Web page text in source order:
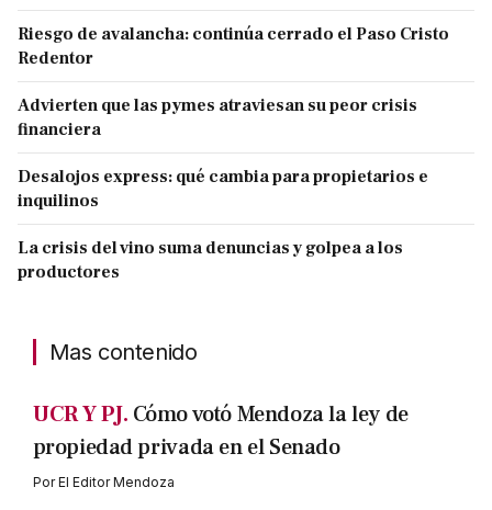
Riesgo de avalancha: continúa cerrado el Paso Cristo
Redentor
Advierten que las pymes atraviesan su peor crisis
financiera
Desalojos express: qué cambia para propietarios e
inquilinos
La crisis del vino suma denuncias y golpea a los
productores
Mas contenido
UCR Y PJ. Cómo votó Mendoza la ley de
propiedad privada en el Senado
PorEl Editor Mendoza